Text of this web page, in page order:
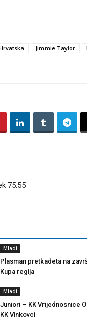
Jimmie Taylor
75:55
Mladi
Plasman pretkadeta na
Kupa regija
Mladi
Juniori – KK Vrijednosnice
KK Vinkovci